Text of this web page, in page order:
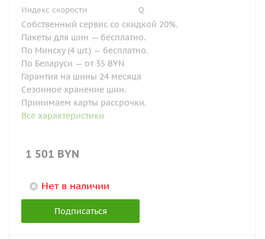
Индекс скорости
Q
Собственный сервис со скидкой 20%.
Пакеты для шин — бесплатно.
По Минску (4 шт.) — бесплатно.
По Беларуси — от 35 BYN
Гарантия на шины 24 месяца
Сезонное хранение шин.
Принимаем карты рассрочки.
Все характеристики
1 501 BYN
Нет в наличии
Подписаться